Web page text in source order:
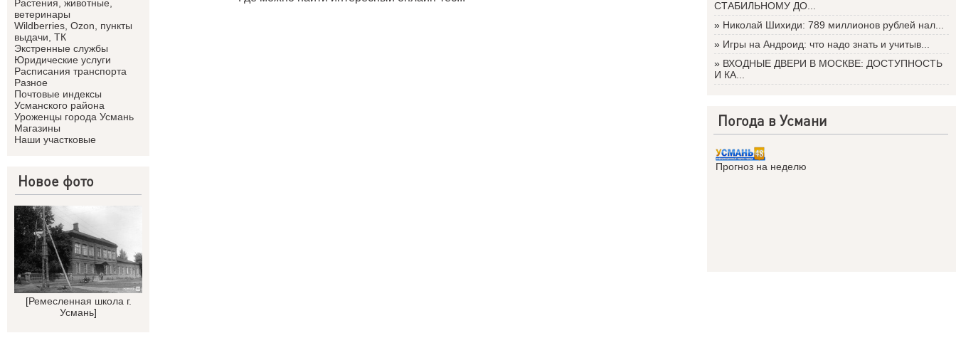
Растения, животные,
ветеринары
Wildberries, Ozon, пункты
выдачи, ТК
Экстренные службы
Юридические услуги
Расписания транспорта
Разное
Почтовые индексы
Усманского района
Уроженцы города Усмань
Магазины
Наши участковые
Новое фото
[Ремесленная школа г.
Усмань]
СТАБИЛЬНОМУ ДО...
» Николай Шихиди: 789 миллионов рублей нал...
» Игры на Андроид: что надо знать и учитыв...
» ВХОДНЫЕ ДВЕРИ В МОСКВЕ: ДОСТУПНОСТЬ
И КА...
Погода в Усмани
Прогноз на неделю